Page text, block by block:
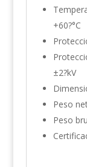
+60?°C
±2?kV
Peso
Peso